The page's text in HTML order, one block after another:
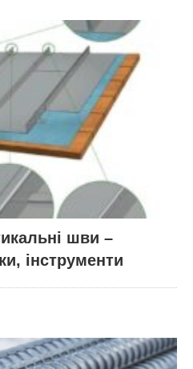
шви –
інструменти